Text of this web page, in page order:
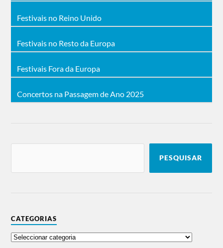
Festivais no Reino Unido
Festivais no Resto da Europa
Festivais Fora da Europa
Concertos na Passagem de Ano 2025
PESQUISAR
CATEGORIAS